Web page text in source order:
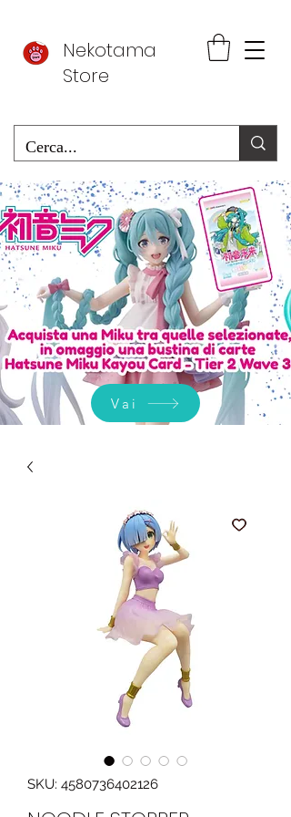
Nekotama
Store
Vai
SKU: 4580736402126